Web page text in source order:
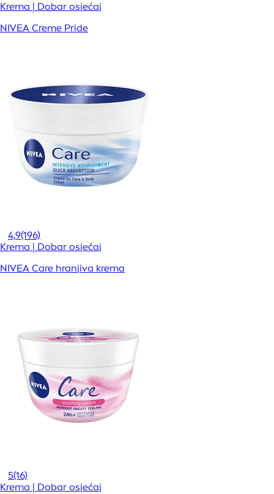
Krema | Dobar osjećaj
NIVEA Creme Pride
4,9(196)
Krema | Dobar osjećaj
NIVEA Care hranjiva krema
5(16)
Krema | Dobar osjećaj